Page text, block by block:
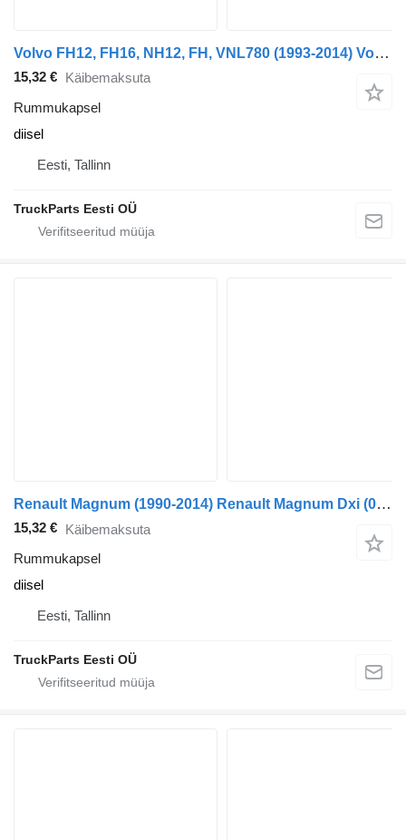
Volvo FH12, FH16, NH12, FH, VNL780 (1993-2014) Volvo FH (01.05-)
15,32 €
Käibemaksuta
Rummukapsel
diisel
Eesti, Tallinn
TruckParts Eesti OÜ
Renault Magnum (1990-2014) Renault Magnum Dxi (01.05-12.13)
15,32 € Käibemaksuta
Rummukapsel
diisel
Eesti, Tallinn
TruckParts Eesti OÜ